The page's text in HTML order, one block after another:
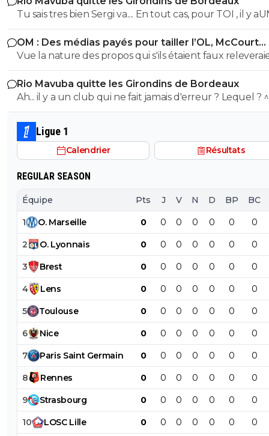
Tu sais tres bien Sergi va.... En tout cas, pour TOI , il y
SEUL CLUB qui est parfait... Et qui QUOI QU IL ARRIVE
sera JMAIS critiqué par toi..... Tu te rends compte que
seul a defendre mordicus le mec qui a faillit couler
mon pauvre vieux fou... tu t'en rends compte au
OM : Des médias payés pour tailler l’OL, McCourt
accusé
Vue la nature des propos qui s'ils étaient faux
la diffamation, je penses que c'est bien documenté et
Rio Mavuba quitte les Girondins de Bordeaux
Ah... il y a un club qui ne fait jamais d'erreur ? Lequel ?
Ligue 1
Calendrier Résultats
REGULAR SEASON
Équipe Pts J V N D BP BC
1 O. Marseille 0 0 0 0 0 0 0
2 O. Lyonnais 0 0 0 0 0 0 0
3 Brest 0 0 0 0 0 0 0
4 Lens 0 0 0 0 0 0 0
5 Toulouse 0 0 0 0 0 0 0
6 Nice 0 0 0 0 0 0 0
7 Paris Saint Germain 0 0 0 0 0 0 0
8 Rennes 0 0 0 0 0 0 0
9 Strasbourg 0 0 0 0 0 0 0
10 LOSC Lille 0 0 0 0 0 0 0